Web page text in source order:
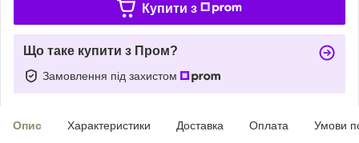
Купити з
Що таке купити з Пром?
Замовлення під захистом
Опис Характеристики Доставка Оплата Умови